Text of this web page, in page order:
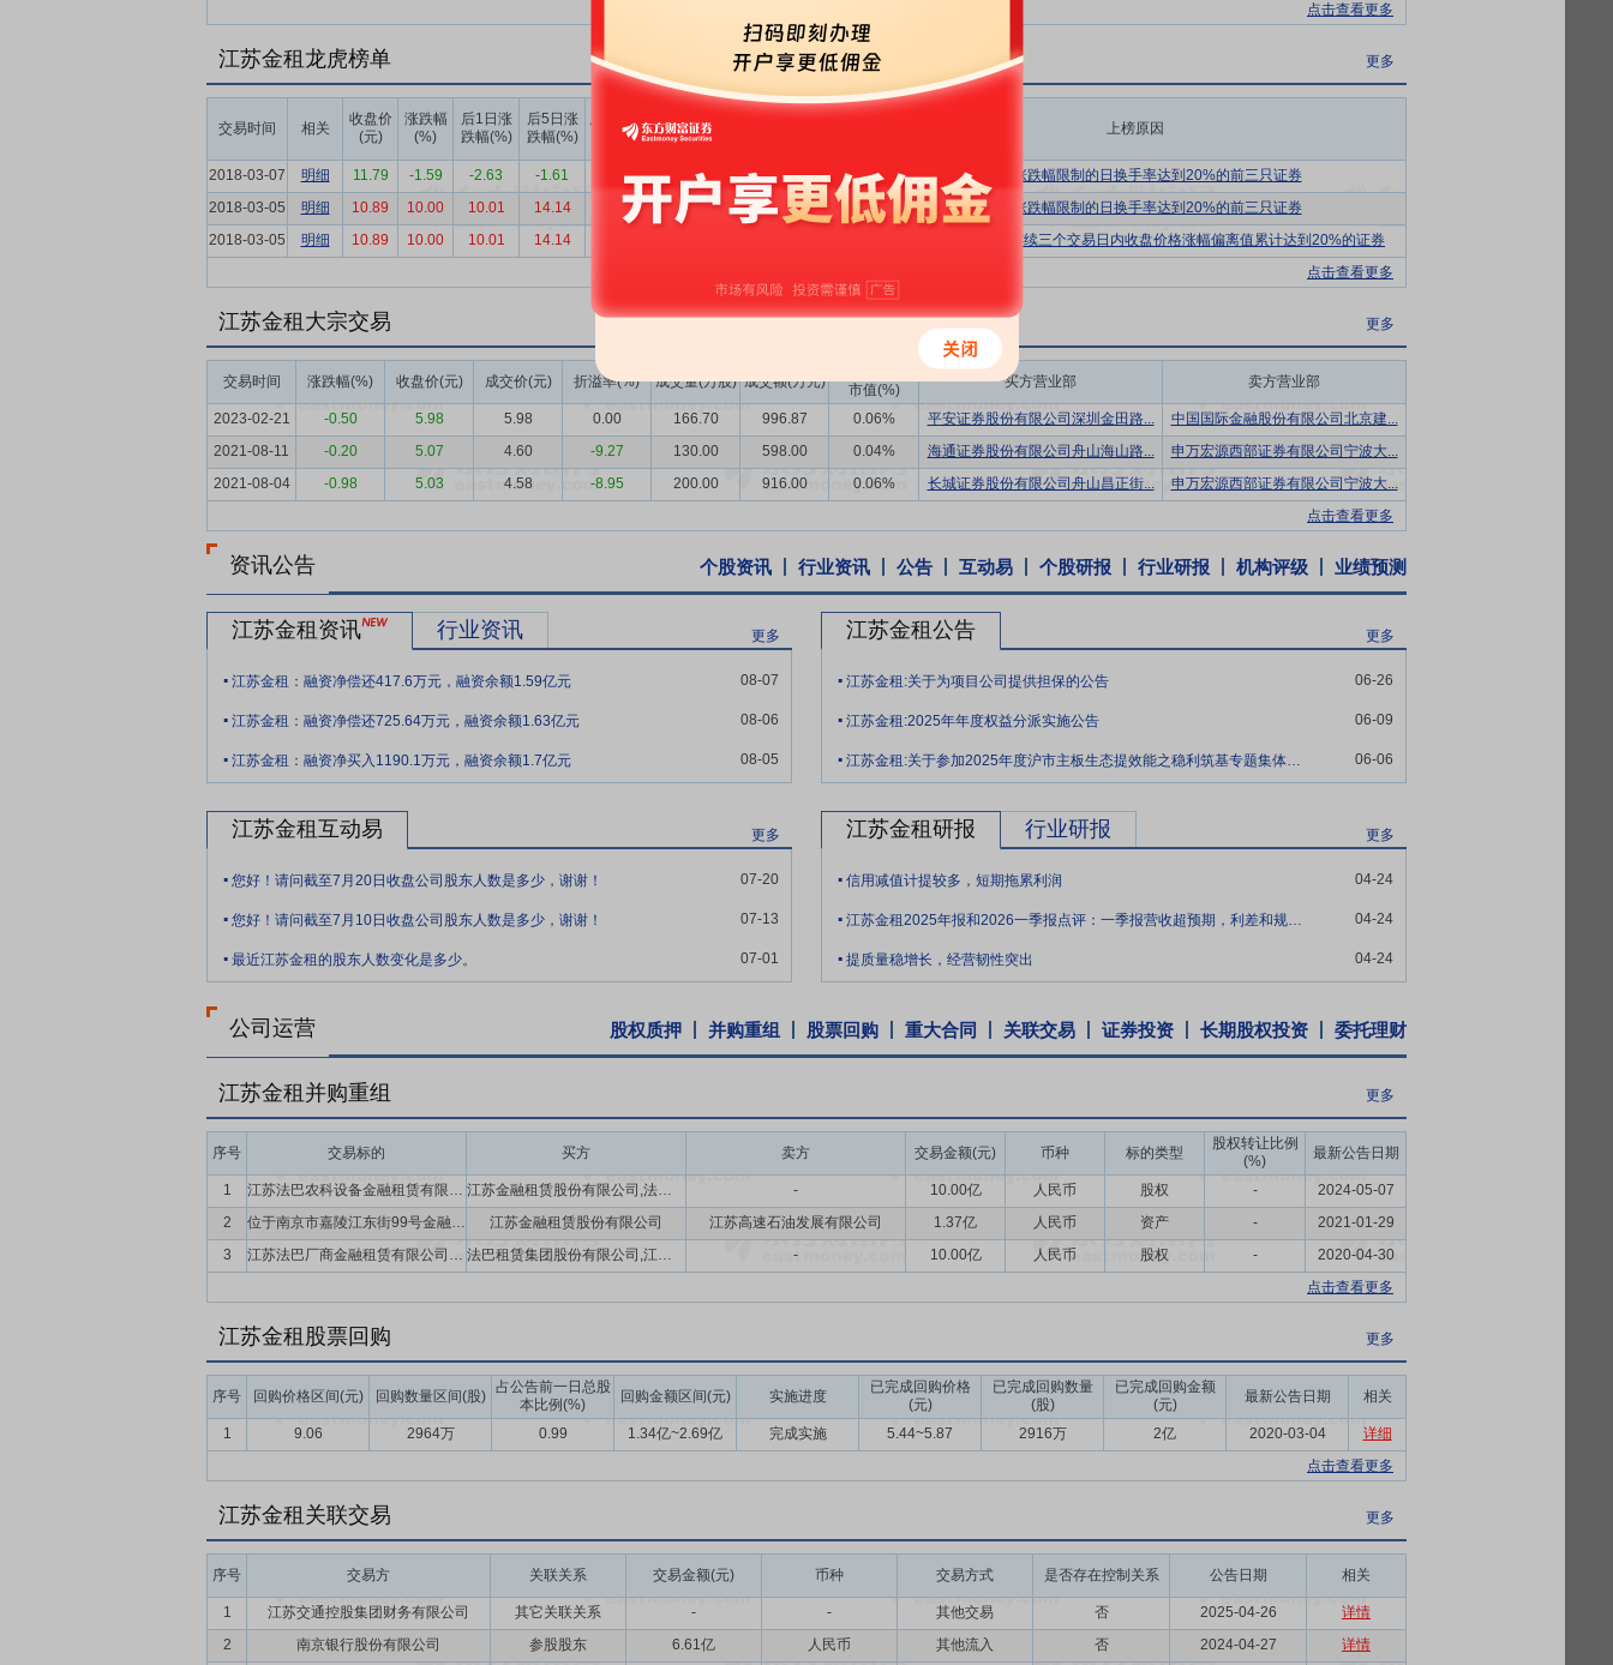
要点6：高效精准的获客网络 搭建了高效精准的获客网络。
要点7：自愿锁定股份
自公司股票上市之日起三十六个月内,不转让或者委托他人管理本次发行前本人直接及间接持有的公司股份,也不由公司回购本人直接及
间接持有的该部分股份。
要点8： 股利分配
公司上市后将在足额计提法定公积金、任意公积金后,在符合现金分红的条件且公司未来十二个月内无重大资金支出发生的情况下,公司当年
以现金方式累计分配的利润不少于该年实现的年均可分配利润的10%。
要点9：稳定股价措施
公司首次公开发行股票并上市后三年内,如公司股票收盘价格连续20个交易日低于最近一期经审计的每股净资产,公司将通过控股股东增
持股份、公司全体董事(独立董事除外)和高级管理人员增持公司股票以及公司回购股份等措施来稳定股价。
点击查看更多
江苏金租龙虎榜单 更多
交易时间 相关
收盘价
(元)
涨跌幅
(%)
后1日涨
跌幅(%)
后5日涨
跌幅(%)
后10日涨
跌幅(%)
上榜营业
部买入合
计(万)
上榜营业
上榜营业
上榜原因
2018-03-07 明细 11.79 -1.59 -2.63 -1.61 -7.63 14144.00 16854.71 -2710.71
有价格涨跌幅限制的日换手率达到20%的前三只证券
2018-03-05
明细 10.89 10.00 10.01 14.14 1.56 22420.21 1768.66 20651.55
有价格涨跌幅限制的日换手率达到20%的前三只证券
2018-03-05
明细 10.89 10.00 10.01 14.14
非ST、*ST和S证券连续三个交易日内收盘价格涨幅偏离值累计达到20%的证券
点击查看更多
江苏金租大宗交易 更多
交易时间 涨跌幅(%) 收盘价(元) 成交价(元) 折溢率(%) 成交量(万股) 成交额(万元)
市值(%)
买方营业部 卖方营业部
2023-02-21 -0.50 5.98 5.98 0.00 166.70 996.87 0.06% 平安证券股份有限公司深圳金田路...
中国国际金融股份有限公司北京建...
2021-08-11
-0.20 5.07 4.60 -9.27 130.00 598.00 0.04% 海通证券股份有限公司舟山海山路...
申万宏源西部证券有限公司宁波大...
2021-08-04
-0.98 5.03 4.58 -8.95 200.00 916.00 0.06% 长城证券股份有限公司舟山昌正街...
申万宏源西部证券有限公司宁波大...
点击查看更多
资讯公告 个股资讯 行业资讯 公告 互动易 个股研报 行业研报 机构评级 业绩预测
江苏金租资讯 行业资讯 更多
. 江苏金租：融资净偿还417.6万元，融资余额1.59亿元 08-07
. 江苏金租：融资净偿还725.64万元，融资余额1.63亿元 08-06
. 江苏金租：融资净买入1190.1万元，融资余额1.7亿元 08-05
江苏金租公告 更多
. 江苏金租:关于为项目公司提供担保的公告 06-26
. 江苏金租:2025年年度权益分派实施公告 06-09
. 江苏金租:关于参加2025年度沪市主板生态提效能之稳利筑基专题集体业绩说明会的公告 06-06
江苏金租互动易 更多
. 您好！请问截至7月20日收盘公司股东人数是多少，谢谢！ 07-20
. 您好！请问截至7月10日收盘公司股东人数是多少，谢谢！ 07-13
. 最近江苏金租的股东人数变化是多少。 07-01
江苏金租研报 行业研报 更多
. 信用减值计提较多，短期拖累利润 04-24
. 江苏金租2025年报和2026一季报点评：一季报营收超预期，利差和规模投放亮眼 04-24
. 提质量稳增长，经营韧性突出 04-24
公司运营 股权质押 并购重组 股票回购 重大合同 关联交易 证券投资 长期股权投资 委托理财
江苏金租并购重组 更多
序号 交易标的 买方 卖方 交易金额(元) 币种 标的类型
股权转让比例
(%)
最新公告日期
1 江苏法巴农科设备金融租赁有限公司(暂定名) 江苏金融租赁股份有限公司,法巴租赁集团股份有限公司 - 10.00亿 人民币 股权 -
2024-05-07
2
位于南京市嘉陵江东街99号金融城1号楼办公房及车位 江苏金融租赁股份有限公司 江苏高速石油发展有限公司 1.37亿 人民币 资产 -
2021-01-29
3
江苏法巴厂商金融租赁有限公司(暂定名) 法巴租赁集团股份有限公司,江苏金融租赁股份有限公司 - 10.00亿 人民币 股权 -
2020-04-30
点击查看更多
江苏金租股票回购 更多
序号 回购价格区间(元) 回购数量区间(股)
占公告前一日总股
本比例(%)
回购金额区间(元) 实施进度
已完成回购价格
(元)
已完成回购数量
(股)
已完成回购金额
(元)
最新公告日期 相关
1 9.06 2964万 0.99 1.34亿~2.69亿 完成实施 5.44~5.87 2916万 2亿 2020-03-04
详细
点击查看更多
江苏金租关联交易 更多
序号 交易方 关联关系 交易金额(元) 币种 交易方式 是否存在控制关系 公告日期 相关
1 江苏交通控股集团财务有限公司 其它关联关系 - - 其他交易 否 2025-04-26
详情
2
南京银行股份有限公司 参股股东 6.61亿 人民币 其他流入 否 2024-04-27 详情